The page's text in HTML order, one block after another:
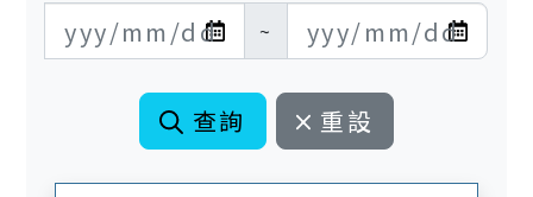
更新日期開始
~
更新日期結束
查詢 重設